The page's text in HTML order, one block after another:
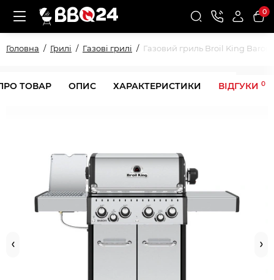
0
Головна Грилі Газові грилі Газовий гриль Broil King Baron
ТОВАР ОПИС ХАРАКТЕРИСТИКИ ВІДГУКИ 0